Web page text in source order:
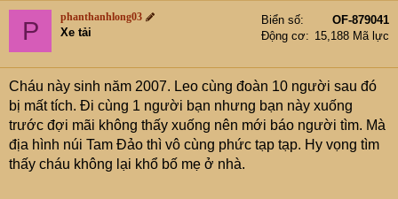
d
s
r
e
r
ử
P phanthanhlong03
Xe tải
Biển số
OF-879041
Động cơ
15,188 Mã lực
Cháu này sinh năm 2007. Leo cùng đoàn 10 người sau đó
bị mất tích. Đi cùng 1 người bạn nhưng bạn này xuống
trước đợi mãi không thấy xuống nên mới báo người tìm. Mà
địa hình núi Tam Đảo thì vô cùng phức tạp tạp. Hy vọng tìm
thấy cháu không lại khổ bố mẹ ở nhà.